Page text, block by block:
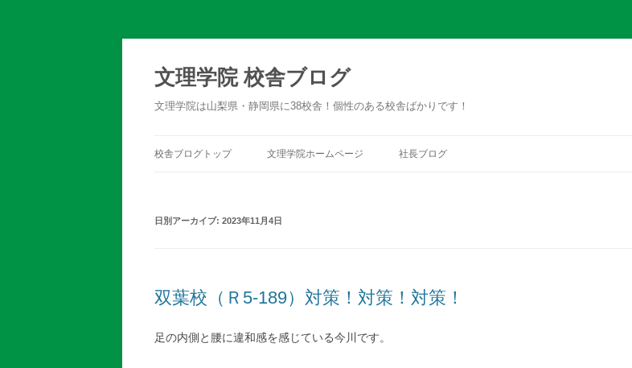
文理学院 校舎ブログ
文理学院は山梨県・静岡県に38校舎！個性のある校舎ばかりです！
校舎ブログトップ 文理学院ホームページ 社長ブログ
日別アーカイブ: 2023年11月4日
双葉校（Ｒ5-189）対策！対策！対策！
足の内側と腰に違和感を感じている今川です。